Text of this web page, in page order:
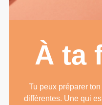
À ta
Tu peux préparer
différentes. Une qui